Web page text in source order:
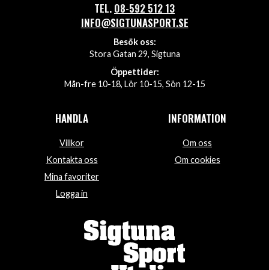
TEL. 08-592 512 13
INFO@SIGTUNASPORT.SE
Besök oss:
Stora Gatan 29, Sigtuna
Öppettider:
Mån-fre 10-18, Lör 10-15, Sön 12-15
HANDLA
Villkor
Kontakta oss
Mina favoriter
Logga in
INFORMATION
Om oss
Om cookies